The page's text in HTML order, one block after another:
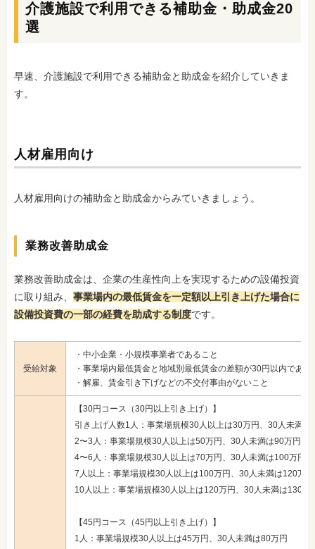
介護施設で利用できる補助金・助成金20
選
早速、介護施設で利用できる補助金と助成金を紹介していきま
す。
人材雇用向け
人材雇用向けの補助金と助成金からみていきましょう。
業務改善助成金
業務改善助成金は、企業の生産性向上を実現するための設備投資
に取り組み、 事業場内の最低賃金を一定額以上引き上げた場合に
設備投資費の一部の経費を助成する制度です。
受給対象
・中小企業・小規模事業者であること
・事業場内最低賃金と地域別最低賃金の差額が30円以内である
・解雇、賃金引き下げなどの不交付事由がないこと
【30円コース（30円以上引き上げ）】
引き上げ人数1人：事業場規模30人以上は30万円、30人未満は
2〜3人：事業場規模30人以上は50万円、30人未満は90万円
4〜6人：事業場規模30人以上は70万円、30人未満は100万円
7人以上：事業場規模30人以上は100万円、30人未満は120万円
10人以上：事業場規模30人以上は120万円、30人未満は130万
【45円コース（45円以上引き上げ）】
1人：事業場規模30人以上は45万円、30人未満は80万円